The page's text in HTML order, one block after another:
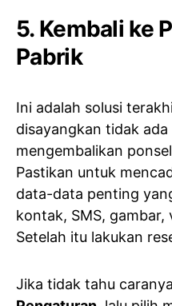
5. Kembali ke
Pabrik
Ini adalah solusi
disayangkan tidak ada
mengembalikan
Pastikan untuk
data-data penting
kontak, SMS, gambar,
Setelah itu lakukan
Jika tidak tahu